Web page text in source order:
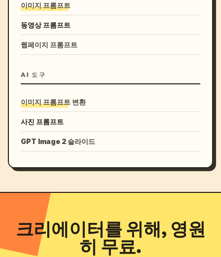
이미지 프롬프트
동영상 프롬프트
웹페이지 프롬프트
AI 도구
이미지 프롬프트 변환
사진 프롬프트
GPT Image 2 슬라이드
크리에이터를 위해, 영원
히 무료.